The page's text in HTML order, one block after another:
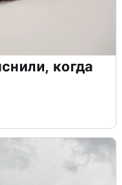
когда